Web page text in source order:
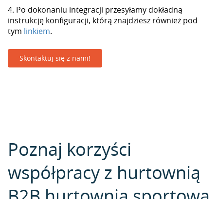
4. Po dokonaniu integracji przesyłamy dokładną
instrukcję konfiguracji, którą znajdziesz również pod
tym linkiem.
Skontaktuj się z nami!
Poznaj korzyści
współpracy z hurtownią